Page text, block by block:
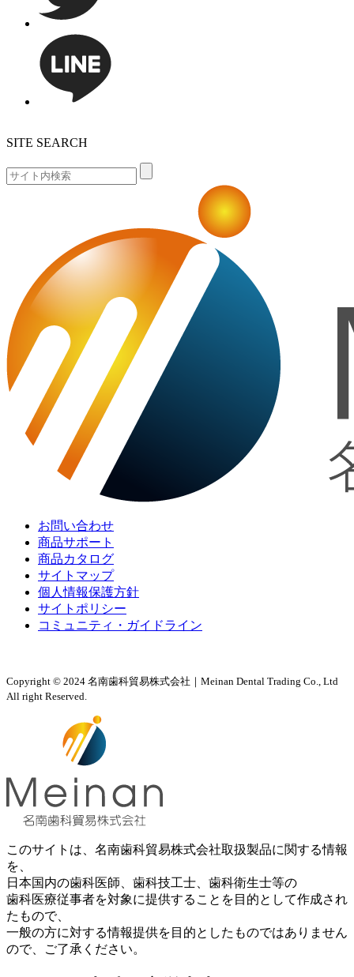
SITE SEARCH
お問い合わせ
商品サポート
商品カタログ
サイトマップ
個人情報保護方針
サイトポリシー
コミュニティ・ガイドライン
Copyright © 2024 名南歯科貿易株式会社｜Meinan Dental Trading Co., Ltd
All right Reserved.
このサイトは、名南歯科貿易株式会社取扱製品に関する情報
を、
日本国内の歯科医師、歯科技工士、歯科衛生士等の
歯科医療従事者を対象に提供することを目的として作成され
たもので、
一般の方に対する情報提供を目的としたものではありません
ので、ご了承ください。